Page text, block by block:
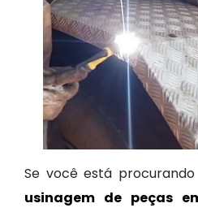
Se você está
usinagem de peças